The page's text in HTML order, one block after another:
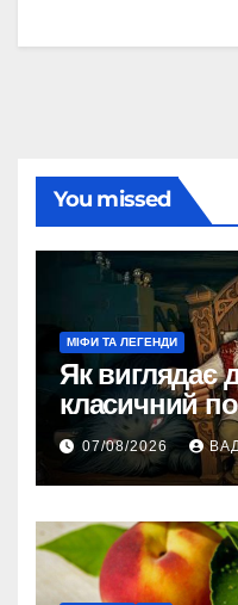
You missed
МІФИ ТА ЛЕГЕНДИ
Як виглядає
класичний
зовнішності
07/08/2026